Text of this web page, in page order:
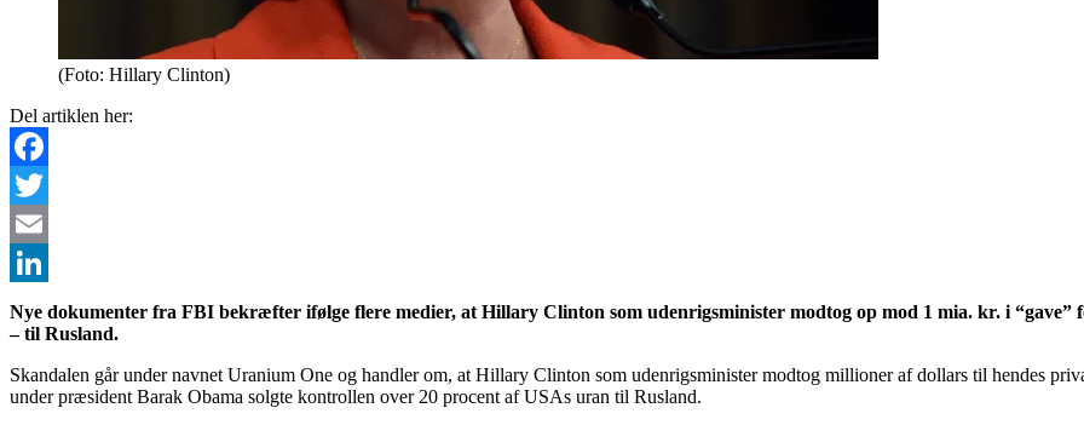
(Foto: Hillary Clinton)
Del artiklen her:
Facebook
Twitter
Email
LinkedIn
Nye dokumenter fra FBI bekræfter ifølge flere medier, at Hillary Clinton som udenrigsminister modtog op mod 1 mia. kr. i “gave”
– til Rusland.
Skandalen går under navnet Uranium One og handler om, at Hillary Clinton som udenrigsminister modtog millioner af dollars til hendes
under præsident Barak Obama solgte kontrollen over 20 procent af USAs uran til Rusland.